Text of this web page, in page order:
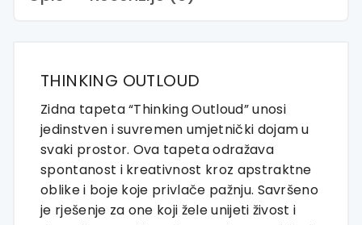
THINKING OUTLOUD
Zidna tapeta “Thinking Outloud” unosi
jedinstven i suvremen umjetnički dojam u
svaki prostor. Ova tapeta odražava
spontanost i kreativnost kroz apstraktne
oblike i boje koje privlače pažnju. Savršeno
je rješenje za one koji žele unijeti živost i